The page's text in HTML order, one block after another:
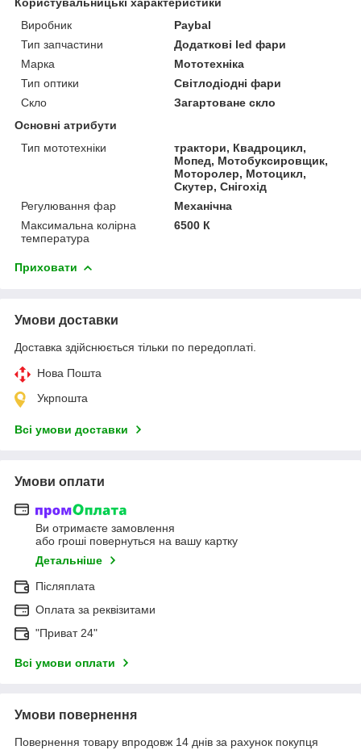
Виробник
Paybal
Тип запчастини
Додаткові led фари
Марка
Мототехніка
Тип оптики
Світлодіодні фари
Скло
Загартоване скло
Основні атрибути
Тип мототехніки
трактори, Квадроцикл,
Мопед, Мотобуксировщик,
Моторолер, Мотоцикл,
Скутер, Снігохід
Регулювання фар
Механічна
Максимальна колірна
температура
6500 К
Приховати
Умови доставки
Доставка здійснюється тільки по передоплаті.
Нова Пошта
Укрпошта
Всі умови доставки
Умови оплати
Ви отримаєте замовлення
або гроші повернуться на вашу картку
Детальніше
Післяплата
Оплата за реквізитами
"Приват 24"
Всі умови оплати
Умови повернення
Повернення товару впродовж 14 днів за рахунок покупця